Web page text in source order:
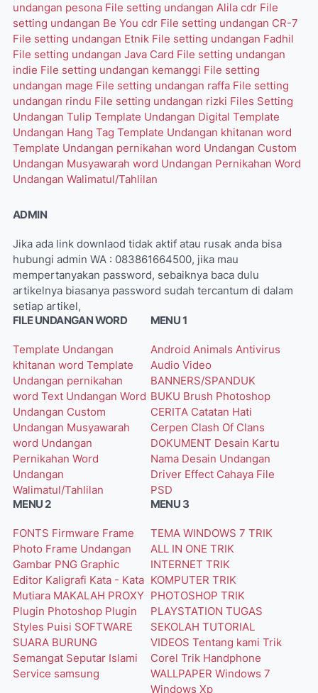
undangan pesona File setting undangan Alila cdr File
setting undangan Be You cdr File setting undangan CR-7
File setting undangan Etnik File setting undangan Fadhil
File setting undangan Java Card File setting undangan
indie File setting undangan kemanggi File setting
undangan mage File setting undangan raffa File setting
undangan rindu File setting undangan rizki Files Setting
Undangan Tulip Template Undangan Digital Template
Undangan Hang Tag Template Undangan khitanan word
Template Undangan pernikahan word Undangan Custom
Undangan Musyawarah word Undangan Pernikahan Word
Undangan Walimatul/Tahlilan
ADMIN
Jika ada link downlaod tidak aktif atau rusak anda bisa
hubungi admin WA : 083861664500, jika mau
mempertanyakan password, sebaiknya baca dulu
artikelnya biasanya password sudah tercantum di dalam
setiap artikel,
FILE UNDANGAN WORD
Template Undangan
khitanan word Template
Undangan pernikahan
word Text Undangan Word
Undangan Custom
Undangan Musyawarah
word Undangan
Pernikahan Word
Undangan
Walimatul/Tahlilan
MENU 1
Android Animals Antivirus
Audio Video
BANNERS/SPANDUK
BUKU Brush Photoshop
CERITA Catatan Hati
Cerpen Clash Of Clans
DOKUMENT Desain Kartu
Nama Desain Undangan
Driver Effect Cahaya File
PSD
MENU 2
FONTS Firmware Frame
Photo Frame Undangan
Gambar PNG Graphic
Editor Kaligrafi Kata - Kata
Mutiara MAKALAH PROXY
Plugin Photoshop Plugin
Styles Puisi SOFTWARE
SUARA BURUNG
Semangat Seputar Islami
Service samsung
MENU 3
TEMA WINDOWS 7 TRIK
ALL IN ONE TRIK
INTERNET TRIK
KOMPUTER TRIK
PHOTOSHOP TRIK
PLAYSTATION TUGAS
SEKOLAH TUTORIAL
VIDEOS Tentang kami Trik
Corel Trik Handphone
WALLPAPER Windows 7
Windows Xp